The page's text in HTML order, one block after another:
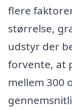
flere
størrelse,
udstyr der
forvente, at
mellem 300